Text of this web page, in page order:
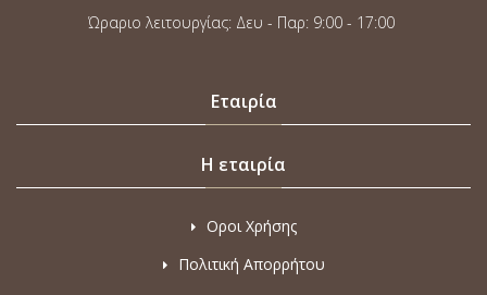
Ώραριο λειτουργίας: Δευ - Παρ: 9:00 - 17:00
Εταιρία
Η εταιρία
Οροι Χρήσης
Πολιτική Απορρήτου